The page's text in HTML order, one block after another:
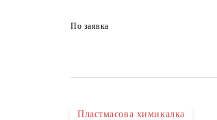
По заявка
Пластмасова химикалка